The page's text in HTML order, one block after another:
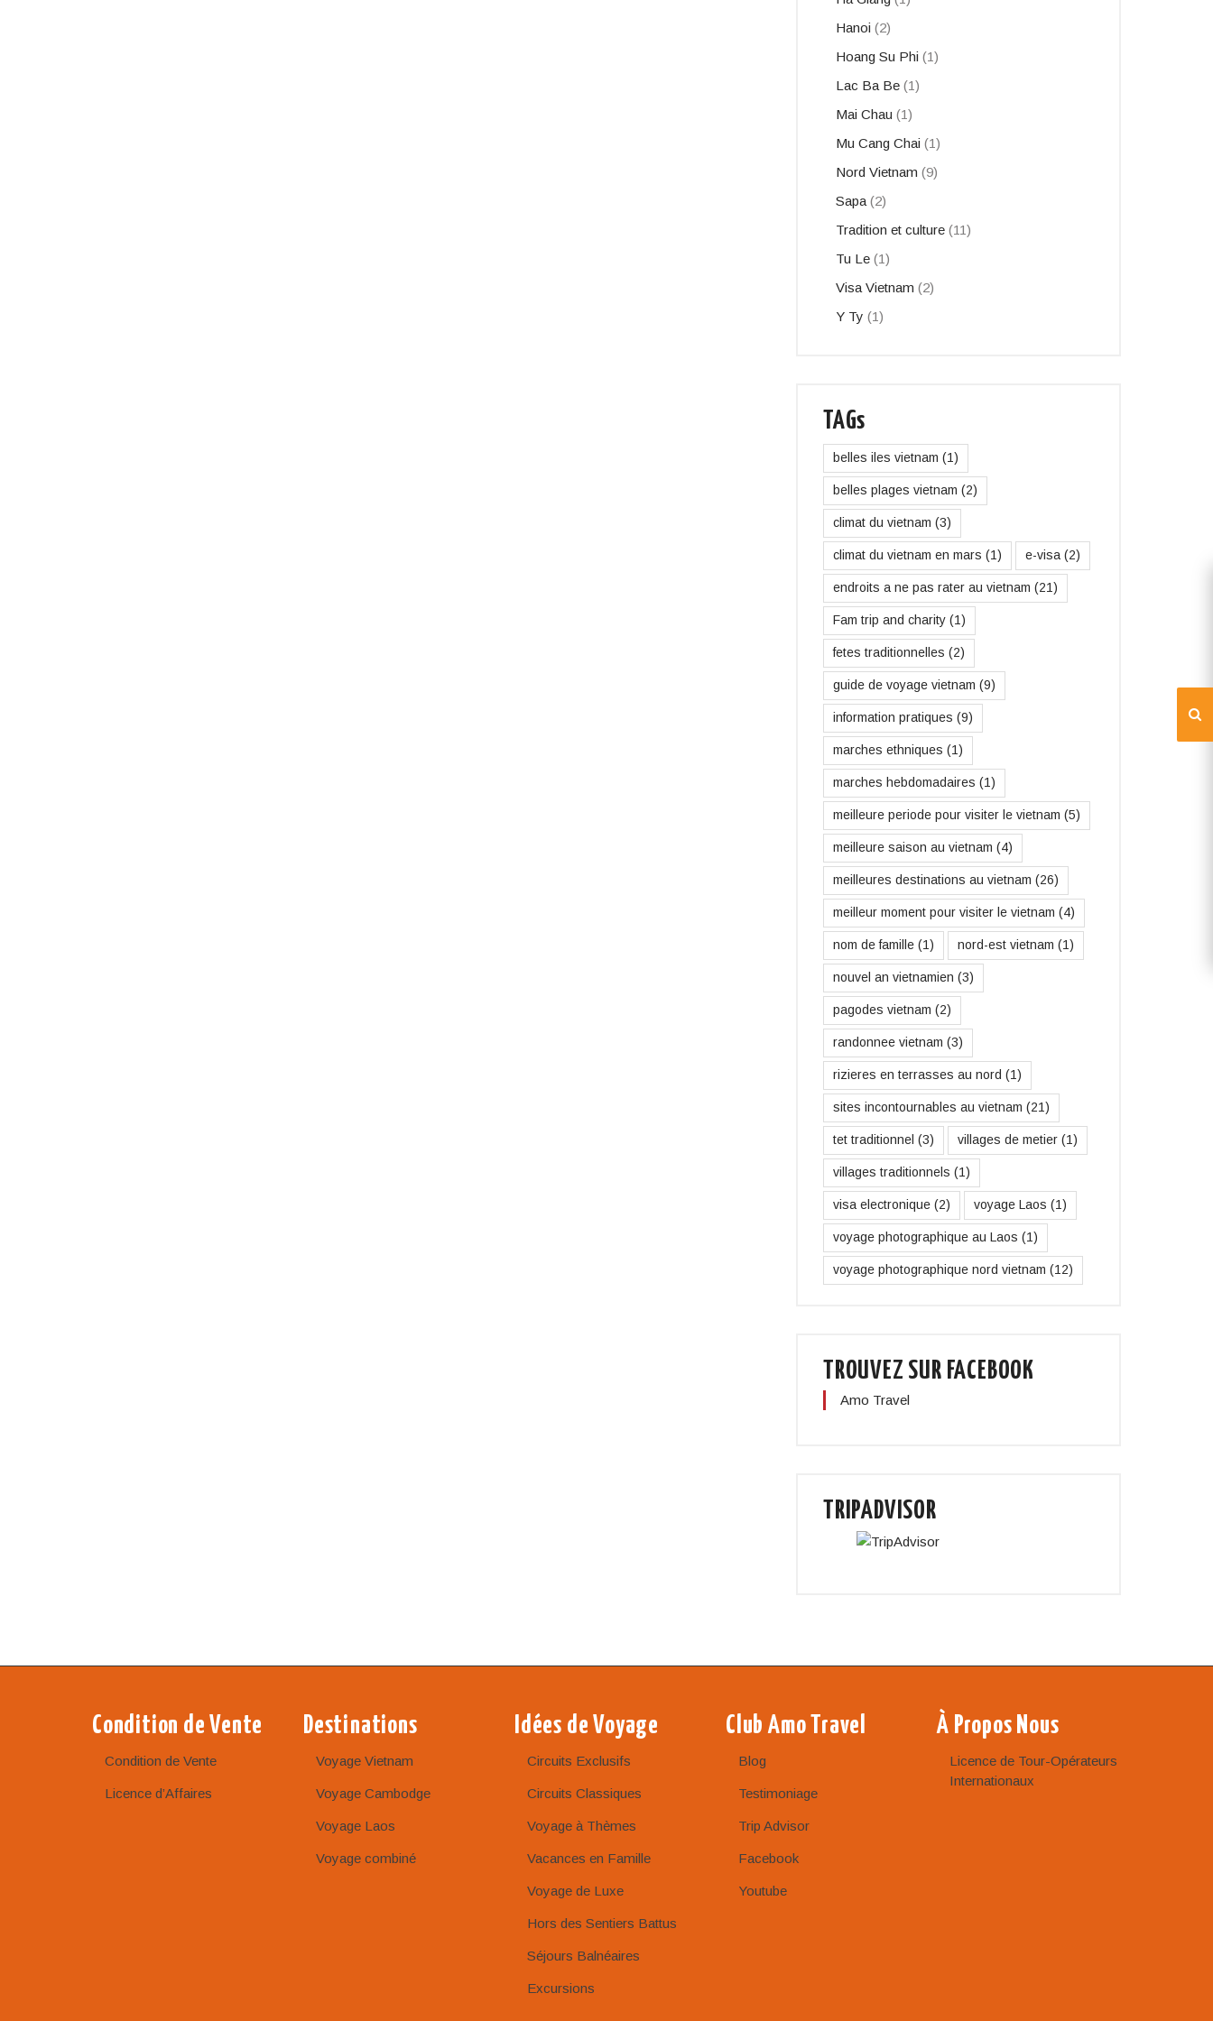
Hanoi (2)
Hoang Su Phi (1)
Lac Ba Be (1)
Mai Chau (1)
Mu Cang Chai (1)
Nord Vietnam (9)
Sapa (2)
Tradition et culture (11)
Tu Le (1)
Visa Vietnam (2)
Y Ty (1)
TAGs
belles iles vietnam (1)
belles plages vietnam (2)
climat du vietnam (3)
climat du vietnam en mars (1) e-visa (2)
endroits a ne pas rater au vietnam (21)
Fam trip and charity (1)
fetes traditionnelles (2)
guide de voyage vietnam (9)
information pratiques (9)
marches ethniques (1)
marches hebdomadaires (1)
meilleure periode pour visiter le vietnam (5)
meilleure saison au vietnam (4)
meilleures destinations au vietnam (26)
meilleur moment pour visiter le vietnam (4)
nom de famille (1) nord-est vietnam (1)
nouvel an vietnamien (3)
pagodes vietnam (2)
randonnee vietnam (3)
rizieres en terrasses au nord (1)
sites incontournables au vietnam (21)
tet traditionnel (3) villages de metier (1)
villages traditionnels (1)
visa electronique (2) voyage Laos (1)
voyage photographique au Laos (1)
voyage photographique nord vietnam (12)
TROUVEZ SUR FACEBOOK
Amo Travel
TRIPADVISOR
Condition de Vente
Condition de Vente
Licence d’Affaires
Destinations
Voyage Vietnam
Voyage Cambodge
Voyage Laos
Voyage combiné
Idées de Voyage
Circuits Exclusifs
Circuits Classiques
Voyage à Thèmes
Vacances en Famille
Voyage de Luxe
Hors des Sentiers Battus
Séjours Balnéaires
Excursions
Club Amo Travel
Blog
Testimoniage
Trip Advisor
Facebook
Youtube
À Propos Nous
Licence de Tour-Opérateurs
Internationaux